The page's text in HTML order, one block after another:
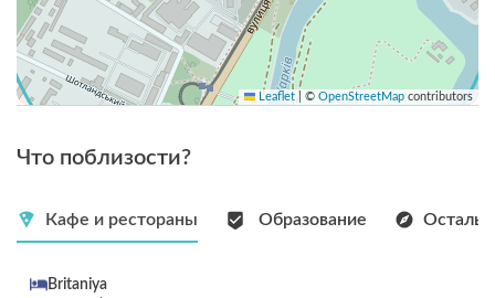
Leaflet © OpenStreetMap contributors
Что поблизости?
Кафе и рестораны Образование
Britaniya